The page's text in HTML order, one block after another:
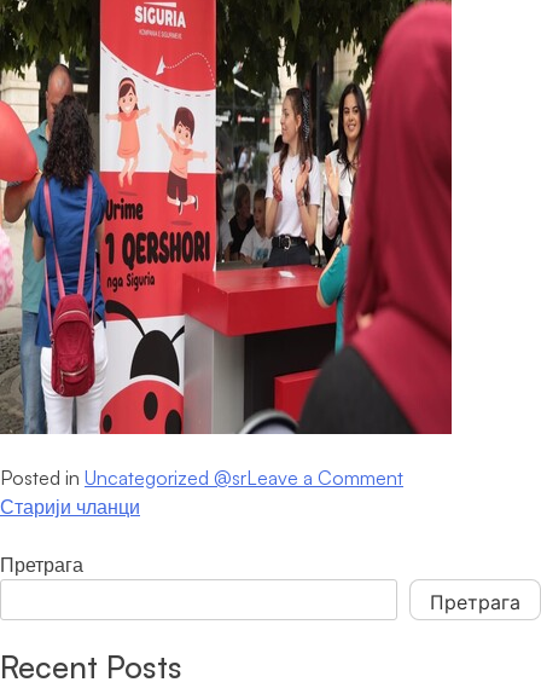
Posted in Uncategorized @srLeave a Commenton
Кретање
Старији чланци
Претрага
Претрага
Recent Posts